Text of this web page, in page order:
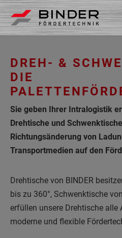
DREH- &
DIE
Sie geben Ihrer Intralogistik
Drehtische und
Richtungsänderung von
Transportmedien auf den
Drehtische von BINDER
bis zu 360°, Schwenktische
erfüllen unsere Drehtische alle
moderne und flexible